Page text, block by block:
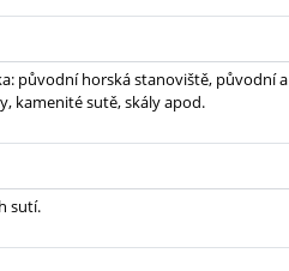
původní horská stanoviště, původní a
kamenité sutě, skály apod.
sutí.